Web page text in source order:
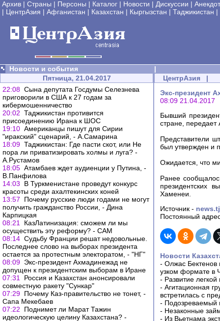
Архив | Страны | Персоны | Каталог | Новости | Дискуссии |
| ЦентрАзия | Афганистан | Казахстан | Кыргызстан | Таджикистан |
Новости и события
|
Пятница, 21.04.2017
22:08 Сына депутата Госдумы Селезнева
приговорили в США к 27 годам за
кибермошенничество
20:02 Таджикистан противится
присоединению Ирана к ШОС
19:10 Американцы пишут для Сирии
"иракский" сценарий, - А.Самарина
18:09 Таджикистан: Где пасти скот, или Не
пора ли приватизировать холмы и луга? -
А.Рустамов
18:05 Атамбаев ждет аудиенции у Путина, -
В.Панфилова
14:03
В Туркменистане проведут конкурс
красоты среди ахалтекинских коней
13:57
Почему русские люди годами не могут
получить гражданство России, - Дина
Карпицкая
08:21
КазЛатинизация: сможем ли мы
осуществить эту реформу? - САМ
08:14 Судьбу Франции решат недовольные.
Последнее слово на выборах президента
остается за протестным электоратом, - "НГ"
08:09 Экс-президент Ахмадинежад не
допущен к президентским выборам в Иране
07:31
Россия и Казахстан анонсировали
совместную ракету "Сункар"
07:29 Почему Каз-правительство не тонет, -
Сапа Мекебаев
07:22
Поднимет ли Марат Тажин
идеологическую целину Казахстана? -
ЦентрАзия |
Экс-президент
08:09 21.04.2017
Бывший
стране, передает
Представители
был утвержден и
Ожидается, что
Ранее
президентских
Хаменеи.
Источник - news.tj
Постоянный
Новости
- Олжас Бектенов
узком формате в
- Развитие
- Агитационная
встретилась с
- Подозреваемый
- Незаконные
- Из Вьетнама